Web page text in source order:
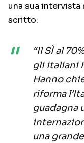
una sua intervista
scritto:
“Il SÌ al
gli italiani
Hanno
riforma
guadagna
una